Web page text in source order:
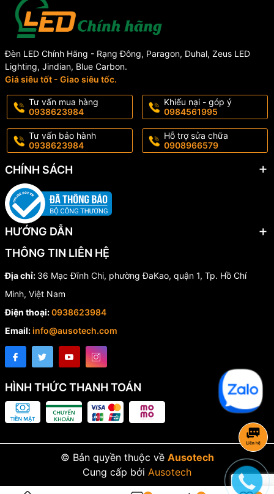
Đèn LED Chính Hãng - Rạng Đông, Paragon, Duhal, Zeus LED
Lighting, Jindian, Blue Carbon.
Giá siêu tốt - Giao siêu tốc.
Tư vấn mua hàng
0938623984
Khiếu nại - góp ý
0984561995
Tư vấn bảo hành
0938623984
Hỗ trợ sửa chữa
0908966579
CHÍNH SÁCH
HƯỚNG DẪN
THÔNG TIN LIÊN HỆ
Địa chỉ: 36 Mạc Đĩnh Chi, phường ĐaKao, quận 1, Tp. Hồ Chí
Minh, Việt Nam
Điện thoại:0938623984
Email:info@ausotech.com
HÌNH THỨC THANH TOÁN
© Bản quyền thuộc về Ausotech
Cung cấp bởi Ausotech